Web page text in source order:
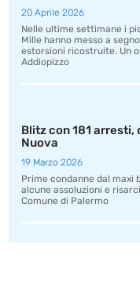
20 Aprile 2026
Nelle ultime settimane i
Mille hanno messo a
estorsioni ricostruite. Un
Addiopizzo
Blitz con 181 arresti,
Nuova
19 Marzo 2026
Prime condanne dal maxi
alcune assoluzioni e
Comune di Palermo